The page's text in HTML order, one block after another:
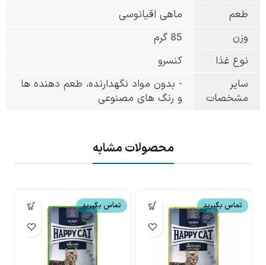
طعم
ماهی اقیانوسی
وزن
85 گرم
نوع غذا
کنسرو
سایر
مشخصات
- بدون مواد نگهدارنده، طعم دهنده ها
و رنگ های مصنوعی
محصولات مشابه
تماس بگیرید تماس بگیرید